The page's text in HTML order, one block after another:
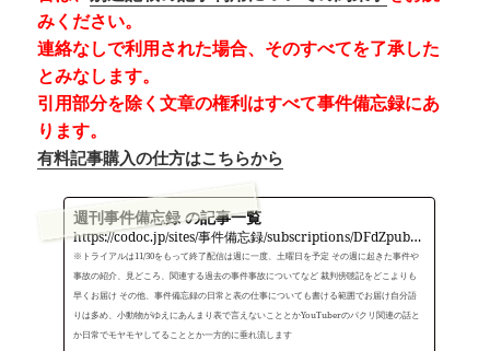
みください。
連絡なしで利用された場合、そのすべてを了承した
とみなします。
引用部分を除く文章の権利はすべて事件備忘録にあ
ります。
有料記事購入の仕方はこちらから
週刊事件備忘録 の記事一覧
https://codoc.jp/sites/事件備忘録/subscriptions/DFdZpubEEA
※トライアルは11/30をもって終了配信は週に一度、土曜日を予定 その週に起きた事件や
事故の紹介、見どころ、関連する過去の事件事故についてなど 裁判傍聴記をどこよりも
早くお届け その他、事件備忘録の日常と表の仕事についても書ける範囲でお届け自分語
りは多め、小動物がゆえにあんまり表で言えないこととかYouTuberのパクリ関連の話と
か日常でモヤモヤしてることとか一方的に垂れ流します